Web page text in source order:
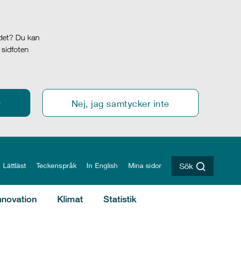
Du kan
Nej, jag samtycker inte
Lättläst Teckenspråk In English Mina sidor Sök
Klimat Statistik